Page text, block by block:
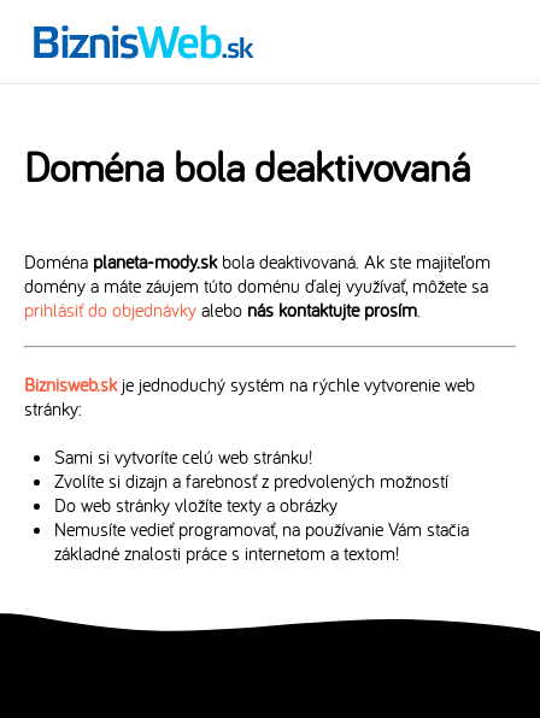
Doména bola deaktivovaná
Doména planeta-mody.skbola deaktivovaná. Ak ste majiteľom
domény a máte záujem túto doménu ďalej využívať, môžete sa
prihlásiť do objednávky alebo nás kontaktujte prosím.
Biznisweb.skje jednoduchý systém na rýchle vytvorenie web
stránky:
Sami si vytvoríte celú web stránku!
Zvolíte si dizajn a farebnosť z predvolených možností
Do web stránky vložíte texty a obrázky
Nemusíte vedieť programovať, na používanie Vám stačia
základné znalosti práce s internetom a textom!